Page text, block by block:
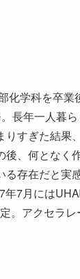
学科を卒
長年一人暮
すぎた結果
、何となく
存在だと実
7月には
。アクセラ